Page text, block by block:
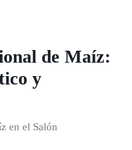
de Maíz:
y
en el Salón